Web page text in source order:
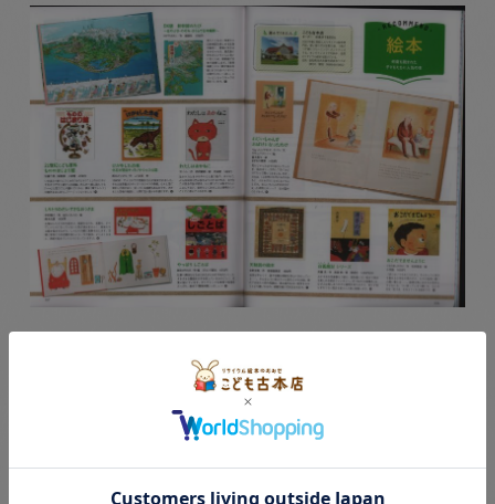
中島ひであきがおすすめする絵本立たちです。
2ページでどどん！と紹介されていますので、ぜひご覧